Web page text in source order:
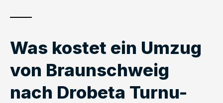
Was kostet ein Umzug
von Braunschweig
nach Drobeta Turnu-